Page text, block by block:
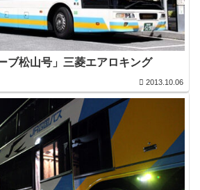
ブ松山号」三菱エアロキング
2013.10.06